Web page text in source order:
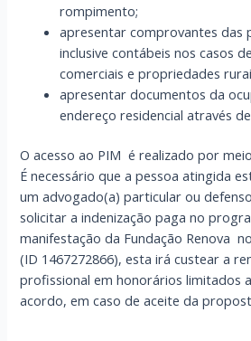
rompimento;
apresentar comprovantes das
inclusive contábeis nos casos
comerciais e propriedades
apresentar documentos da
endereço residencial através
O acesso ao PIM é realizado por
É necessário que a pessoa atingida
um advogado(a) particular ou
solicitar a indenização paga no
manifestação da Fundação Renova
(ID 1467272866), esta irá custear a
profissional em honorários limitados
acordo, em caso de aceite da